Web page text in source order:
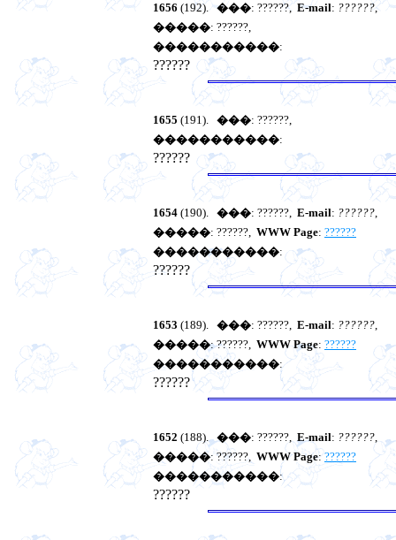
1656 (192).���: ??????, E-mail: ??????,
�����: ??????,
�����������:
??????
1655 (191). ���: ??????,
�����������:
??????
1654 (190). ���: ??????, E-mail: ??????,
�����: ??????, WWW Page: ??????
�����������:
??????
1653 (189). ���: ??????, E-mail: ??????,
�����: ??????, WWW Page: ??????
�����������:
??????
1652 (188). ���: ??????, E-mail: ??????,
�����: ??????, WWW Page:??????
�����������:
??????